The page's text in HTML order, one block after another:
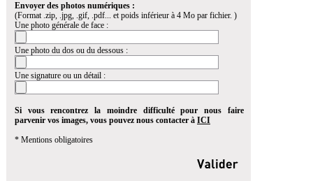
Envoyer des photos numériques :
(Format .zip, .jpg, .gif, .pdf... et poids inférieur à 4 Mo par fichier. )
Une photo générale de face :
Une photo du dos ou du dessous :
Une signature ou un détail :
Si vous rencontrez la moindre difficulté pour nous faire
parvenir vos images, vous pouvez nous contacter à ICI
* Mentions obligatoires